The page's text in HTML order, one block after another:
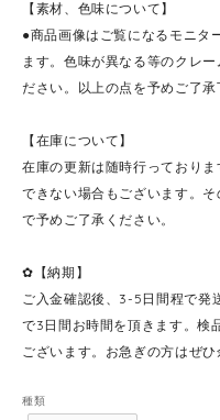
【素材、色味について】
●商品画像はご覧になるモニタ
ます。色味が異なる等のクレ
ださい。以上の点を予めご了承
【在庫について】
在庫の更新は随時行っており
できない場合もございます。
で予めご了承ください。
✿【納期】
ご入金確認後、3-5日間程で発
で3日間お時間を頂きます。検
ございます。お急ぎの方はぜ
種類